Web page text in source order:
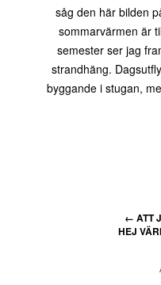
såg den här bilden
sommarvärmen är
semester ser jag
strandhäng.
byggande i stugan,
← ATT
HEJ